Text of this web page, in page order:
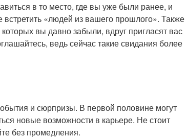
в то место, где вы уже были ранее, и
«людей из вашего прошлого». Также
вы давно забыли, вдруг пригласят вас
ведь сейчас такие свидания более
и сюрпризы. В первой половине могут
новые возможности в карьере. Не стоит
без промедления.